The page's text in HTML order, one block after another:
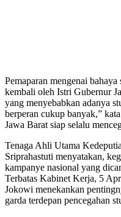
Pemaparan mengenai
kembali oleh Istri Gubernur
yang menyebabkan adanya
berperan cukup banyak,”
Jawa Barat siap selalu
Tenaga Ahli Utama
Sriprahastuti menyatakan,
kampanye nasional yang
Terbatas Kabinet Kerja, 5
Jokowi menekankan
garda terdepan pencegahan